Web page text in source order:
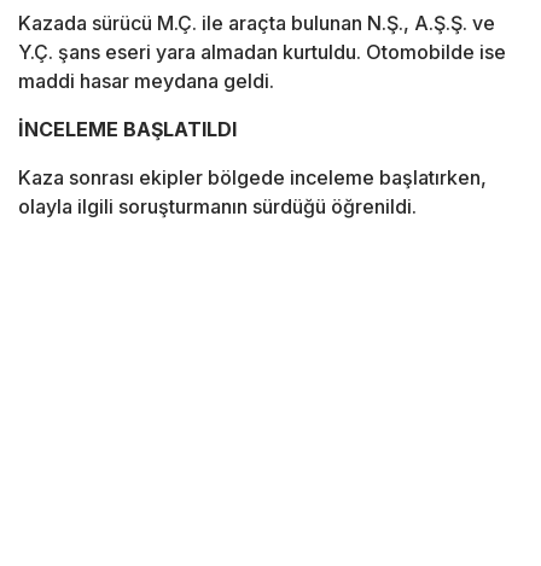
Kazada sürücü M.Ç. ile araçta bulunan N.Ş., A.Ş.Ş. ve
Y.Ç. şans eseri yara almadan kurtuldu. Otomobilde ise
maddi hasar meydana geldi.
İNCELEME BAŞLATILDI
Kaza sonrası ekipler bölgede inceleme başlatırken,
olayla ilgili soruşturmanın sürdüğü öğrenildi.